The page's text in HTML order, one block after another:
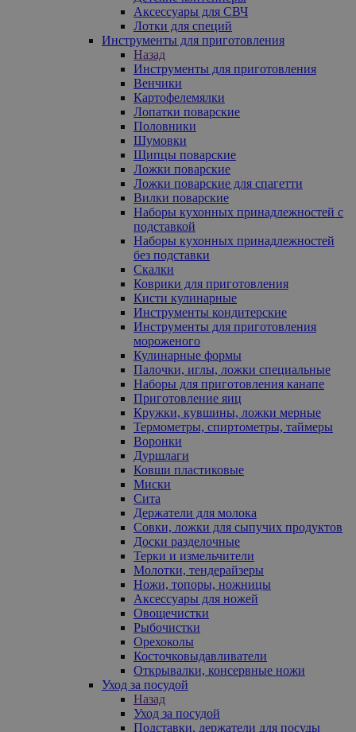
Аксессуары для СВЧ
Лотки для специй
Инструменты для приготовления
Назад
Инструменты для приготовления
Венчики
Картофелемялки
Лопатки поварские
Половники
Шумовки
Щипцы поварские
Ложки поварские
Ложки поварские для спагетти
Вилки поварские
Наборы кухонных принадлежностей с
подставкой
Наборы кухонных принадлежностей
без подставки
Скалки
Коврики для приготовления
Кисти кулинарные
Инструменты кондитерские
Инструменты для приготовления
мороженого
Кулинарные формы
Палочки, иглы, ложки специальные
Наборы для приготовления канапе
Приготовление яиц
Кружки, кувшины, ложки мерные
Термометры, спиртометры, таймеры
Воронки
Дуршлаги
Ковши пластиковые
Миски
Сита
Держатели для молока
Совки, ложки для сыпучих продуктов
Доски разделочные
Терки и измельчители
Молотки, тендерайзеры
Ножи, топоры, ножницы
Аксессуары для ножей
Овощечистки
Рыбочистки
Орехоколы
Косточковыдавливатели
Открывалки, консервные ножи
Уход за посудой
Назад
Уход за посудой
Подставки, держатели для посуды